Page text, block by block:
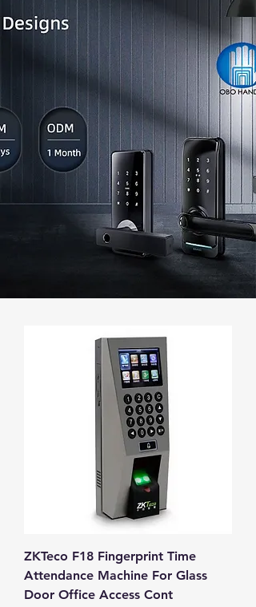
ZKTeco F18 Fingerprint Time
Attendance Machine For Glass
Door Office Access Cont